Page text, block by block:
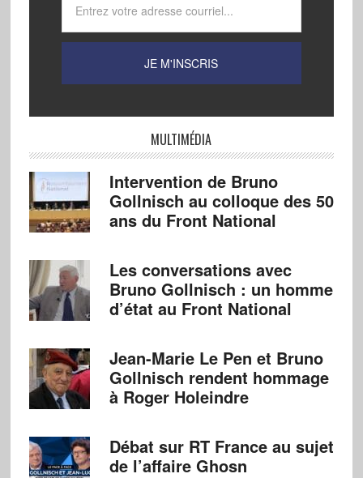
MULTIMÉDIA
Intervention de Bruno
Gollnisch au colloque des 50
ans du Front National
Les conversations avec
Bruno Gollnisch : un homme
d’état au Front National
Jean-Marie Le Pen et Bruno
Gollnisch rendent hommage
à Roger Holeindre
Débat sur RT France au sujet
de l’affaire Ghosn